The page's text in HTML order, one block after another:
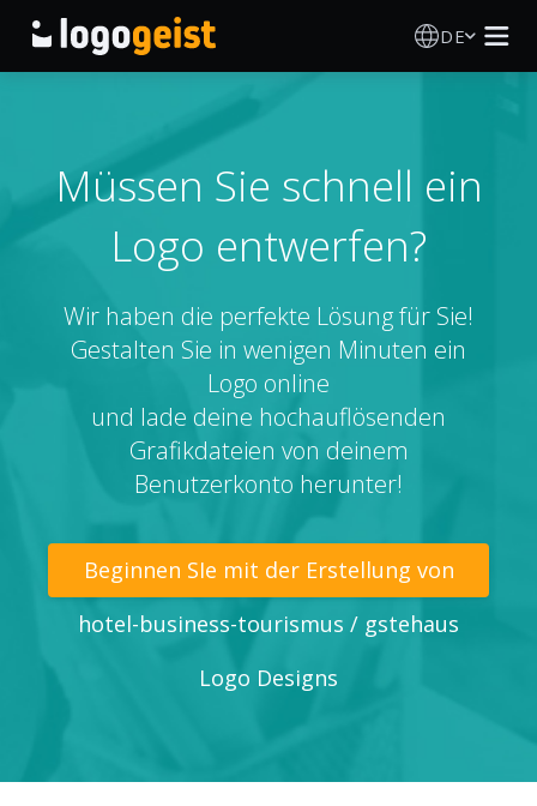
DE
KI Logo Generator
Logo Ideen
Druckprodukte
Über
Müssen Sie schnell ein
Logo entwerfen?
Wir haben die perfekte Lösung für Sie!
Gestalten Sie in wenigen Minuten ein
Logo online
und lade deine hochauflösenden
Grafikdateien von deinem
Benutzerkonto herunter!
Beginnen SIe mit der Erstellung von
hotel-business-tourismus / gstehaus
Logo Designs